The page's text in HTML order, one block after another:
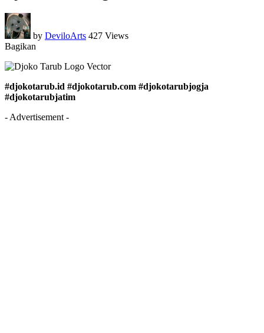
by DeviloArts 427 Views
Bagikan
#djokotarub.id #djokotarub.com #djokotarubjogja
#djokotarubjatim
- Advertisement -